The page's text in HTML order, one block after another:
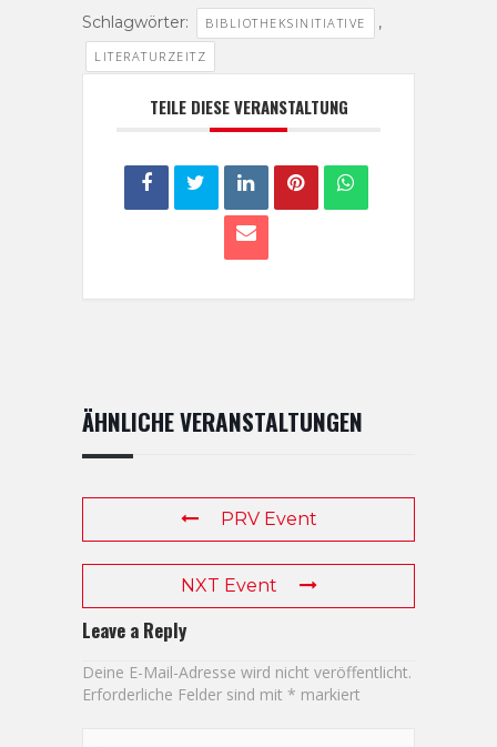
Schlagwörter: BIBLIOTHEKSINITIATIVE ,
LITERATURZEITZ
TEILE DIESE VERANSTALTUNG
ÄHNLICHE VERANSTALTUNGEN
PRV Event
NXT Event
Leave a Reply
Deine E-Mail-Adresse wird nicht veröffentlicht.
Erforderliche Felder sind mit * markiert